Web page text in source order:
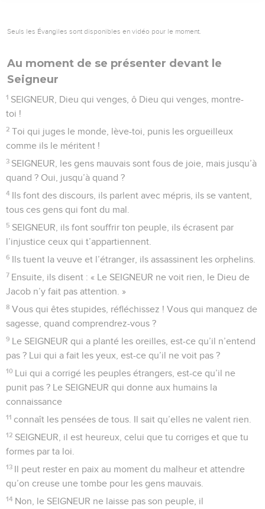
Seuls les Évangiles sont disponibles en vidéo pour le moment.
Au moment de se présenter devant le
Seigneur
1 SEIGNEUR, Dieu qui venges, ô Dieu qui venges, montre-
toi !
2 Toi qui juges le monde, lève-toi, punis les orgueilleux
comme ils le méritent !
3 SEIGNEUR, les gens mauvais sont fous de joie, mais jusqu’à
quand ? Oui, jusqu’à quand ?
4 Ils font des discours, ils parlent avec mépris, ils se vantent,
tous ces gens qui font du mal.
5 SEIGNEUR, ils font souffrir ton peuple, ils écrasent par
l’injustice ceux qui t’appartiennent.
6 Ils tuent la veuve et l’étranger, ils assassinent les orphelins.
7 Ensuite, ils disent : « Le SEIGNEUR ne voit rien, le Dieu de
Jacob n’y fait pas attention. »
8 Vous qui êtes stupides, réfléchissez ! Vous qui manquez de
sagesse, quand comprendrez-vous ?
9 Le SEIGNEUR qui a planté les oreilles, est-ce qu’il n’entend
pas ? Lui qui a fait les yeux, est-ce qu’il ne voit pas ?
10 Lui qui a corrigé les peuples étrangers, est-ce qu’il ne
punit pas ? Le SEIGNEUR qui donne aux humains la
connaissance
11 connaît les pensées de tous. Il sait qu’elles ne valent rien.
12 SEIGNEUR, il est heureux, celui que tu corriges et que tu
formes par ta loi.
13 Il peut rester en paix au moment du malheur et attendre
qu’on creuse une tombe pour les gens mauvais.
14 Non, le SEIGNEUR ne laisse pas son peuple, il